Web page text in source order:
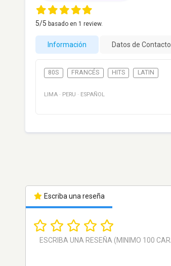
5/5 basado en 1 review.
Información Datos de Contacto
80S FRANCÉS HITS LATIN
LIMA · PERU · ESPAÑOL
Escriba una reseña